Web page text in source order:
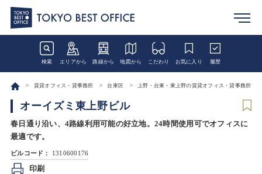
検索 エリアから 路線から 地図から こだわり お気に入り 履歴
賃貸オフィス・貸事務所 台東区 上野・台東・東上野の賃貸オフィス・貸事務所
オーイズミ東上野ビル
春日通り沿い、4路線利用可能の好立地。24時間使用可でオフィスに
最適です。
ビルコード： 1310600176
印刷